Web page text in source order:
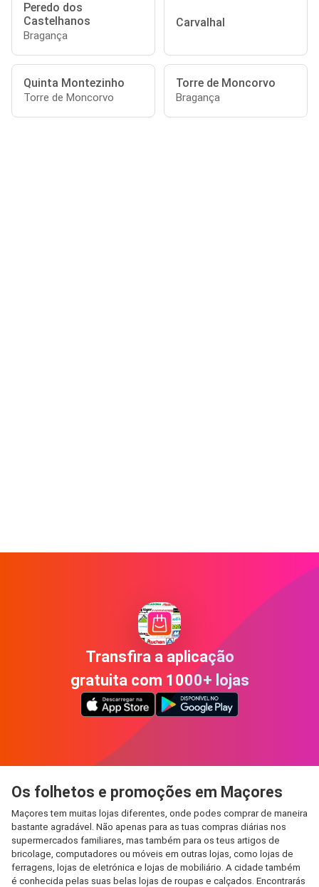
Peredo dos
Castelhanos
Bragança
Carvalhal
Quinta Montezinho
Torre de Moncorvo
Torre de Moncorvo
Bragança
Transfira a aplicação
gratuita com 1000+ lojas
Os folhetos e promoções em Maçores
Maçores tem muitas lojas diferentes, onde podes comprar de maneira
bastante agradável. Não apenas para as tuas compras diárias nos
supermercados familiares, mas também para os teus artigos de
bricolage, computadores ou móveis em outras lojas, como lojas de
ferragens, lojas de eletrónica e lojas de mobiliário. A cidade também
é conhecida pelas suas belas lojas de roupas e calçados. Encontrarás